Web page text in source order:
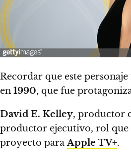
Recordar que este
en 1990, que fue
David E. Kelley, productor
productor ejecutivo, rol que
proyecto paraApple TV+.